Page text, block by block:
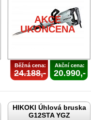
AKCE
UKONČENA
Běžná cena:
24.188,-
Akční cena:
20.990,-
HIKOKI Úhlová bruska
G12STA YGZ